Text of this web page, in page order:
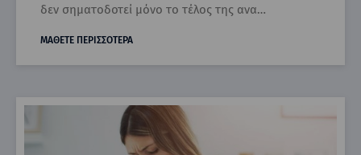
δεν σηματοδοτεί μόνο το τέλος της ανα…
ΜΑΘΕΤΕ ΠΕΡΙΣΣΟΤΕΡΑ